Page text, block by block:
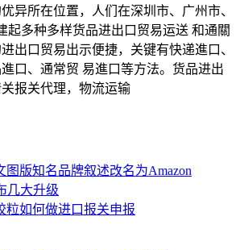
异所在位置，人们在深圳市、广州市、
起多种多样货品进出口贸易运送 和通關
出口贸易出示便捷，关键有快递進口、
口、通常贸 易進口等方法。货品进出
报关代理，物流运输
图版知名品牌叙述改名为Amazon
几大升级
粒如何做进口报关申报